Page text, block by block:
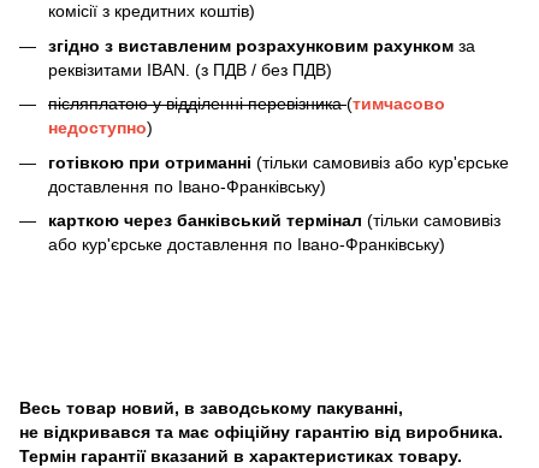
комісії з кредитних коштів)
згідно з виставленим розрахунковим рахунком за
реквізитами IBAN. (з ПДВ / без ПДВ)
післяплатою у відділенні перевізника(тимчасово
недоступно)
готівкою при отриманні (тільки самовивіз або кур'єрське
доставлення по Івано-Франківську)
карткою через банківський термінал (тільки самовивіз
або кур'єрське доставлення по Івано-Франківську)
Весь товар новий, в заводському пакуванні,
не відкривався та має офіційну гарантію від виробника.
Термін гарантії вказаний в характеристиках товару.